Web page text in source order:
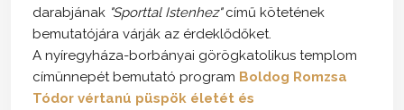
darabjának "Sporttal Istenhez"című kötetének
bemutatójára várják az érdeklődőket.
A nyíregyháza-borbányai görögkatolikus templom
címünnepét bemutató program Boldog Romzsa
Tódor vértanú püspök életét és